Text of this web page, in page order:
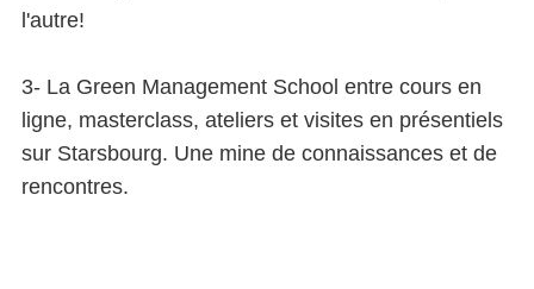
l'autre!
3- La Green Management School entre cours en
ligne, masterclass, ateliers et visites en présentiels
sur Starsbourg. Une mine de connaissances et de
rencontres.